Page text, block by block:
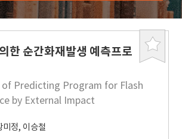
북
한 순간화재발생 예측프로
of Predicting Program for Flash
by External Impact
미정, 이승철